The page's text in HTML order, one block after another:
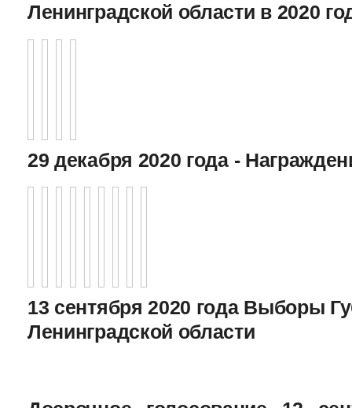
Ленинградской области в 2020
29 декабря 2020 года -
13 сентября 2020 года Выборы
Ленинградской области